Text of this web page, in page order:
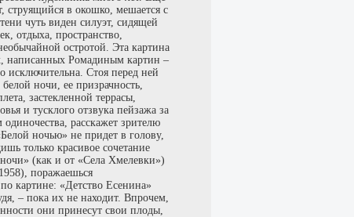
струящийся в окошко, мешается с
чуть виден силуэт, сидящей
отдыха, пространство,
остротой. Эта картина
написанных Ромадиным картин –
исключительна. Стоя перед ней
ночи, ее призрачность,
застекленной террасы,
и тусклого отзвука пейзажа за
расскажет зрителю
ночью» не придет в голову,
только красивое сочетание
(как и от «Села Хмелевки»)
поражаешься
картине: «Детство Есенина»
– пока их не находит. Впрочем,
они принесут свои плоды,